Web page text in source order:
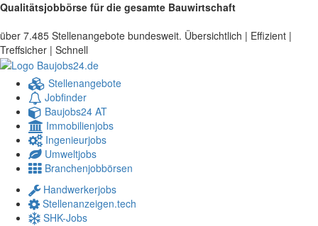
Qualitätsjobbörse für die gesamte Bauwirtschaft
über 7.485 Stellenangebote bundesweit. Übersichtlich | Effizient |
Treffsicher | Schnell
Stellenangebote
Jobfinder
Baujobs24 AT
Immobilienjobs
Ingenieurjobs
Umweltjobs
Branchenjobbörsen
Handwerkerjobs
Stellenanzeigen.tech
SHK-Jobs